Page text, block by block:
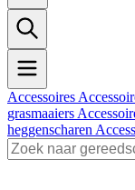
Accessoires
grasmaaiers
heggenscharen